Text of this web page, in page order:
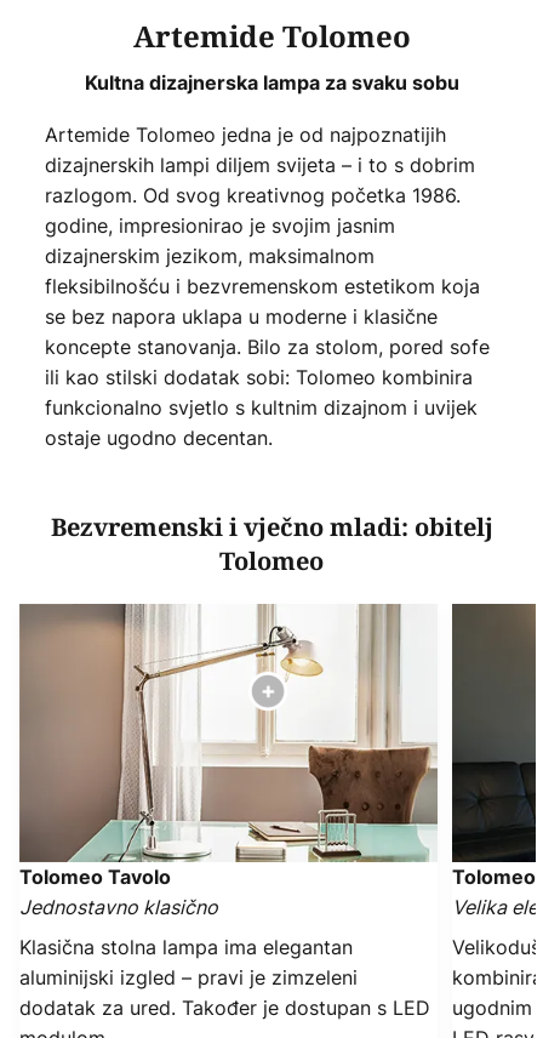
Artemide Tolomeo
Kultna dizajnerska lampa za svaku sobu
Artemide Tolomeo jedna je od najpoznatijih
dizajnerskih lampi diljem svijeta – i to s dobrim
razlogom. Od svog kreativnog početka 1986.
godine, impresionirao je svojim jasnim
dizajnerskim jezikom, maksimalnom
fleksibilnošću i bezvremenskom estetikom koja
se bez napora uklapa u moderne i klasične
koncepte stanovanja. Bilo za stolom, pored sofe
ili kao stilski dodatak sobi: Tolomeo kombinira
funkcionalno svjetlo s kultnim dizajnom i uvijek
ostaje ugodno decentan.
Bezvremenski i vječno mladi: obitelj
Tolomeo
Tolomeo Tavolo
Jednostavno klasično
Klasična stolna lampa ima elegantan
aluminijski izgled – pravi je zimzeleni
dodatak za ured. Također je dostupan s LED
Tolomeo
Velika
ugodnim